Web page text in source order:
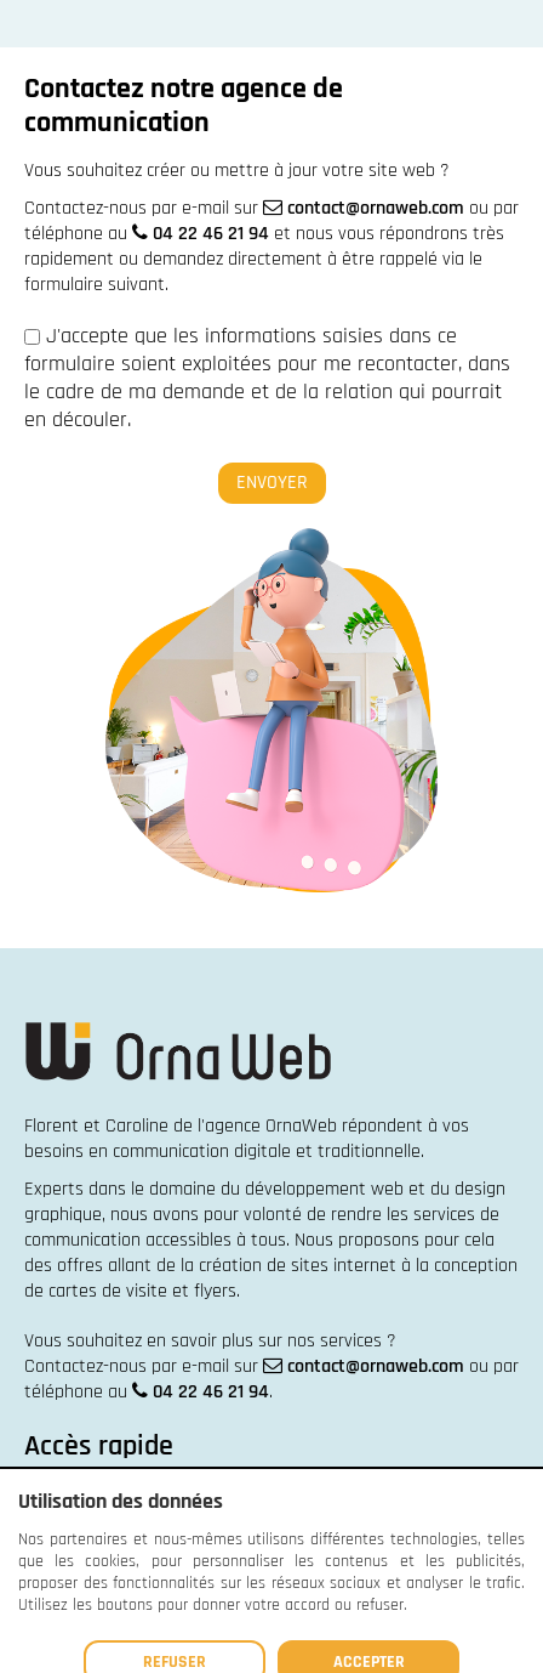
Contactez notre agence de
communication
Vous souhaitez créer ou mettre à jour votre site web ?
Contactez-nous par e-mail sur
contact@ornaweb.com ou par
téléphone au
04 22 46 21 94 et nous vous répondrons très
rapidement ou demandez directement à être rappelé via le
formulaire suivant.
J'accepte que les informations saisies dans ce
formulaire soient exploitées pour me recontacter, dans
le cadre de ma demande et de la relation qui pourrait
en découler.
Florent et Caroline de l'agence OrnaWeb répondent à vos
besoins en communication digitale et traditionnelle.
Experts dans le domaine du développement web et du design
graphique, nous avons pour volonté de rendre les services de
communication accessibles à tous. Nous proposons pour cela
des offres allant de la création de sites internet à la conception
de cartes de visite et flyers.
Vous souhaitez en savoir plus sur nos services ?
Contactez-nous par e-mail sur
contact@ornaweb.com ou par
téléphone au
04 22 46 21 94.
Accès rapide
Articles et conseils
Contactez-nous
Conditions générales de vente
Utilisation des données
Nos partenaires et nous-mêmes utilisons différentes technologies, telles
que les cookies, pour personnaliser les contenus et les publicités,
proposer des fonctionnalités sur les réseaux sociaux et analyser le trafic.
Utilisez les boutons pour donner votre accord ou refuser.
REFUSER ACCEPTER